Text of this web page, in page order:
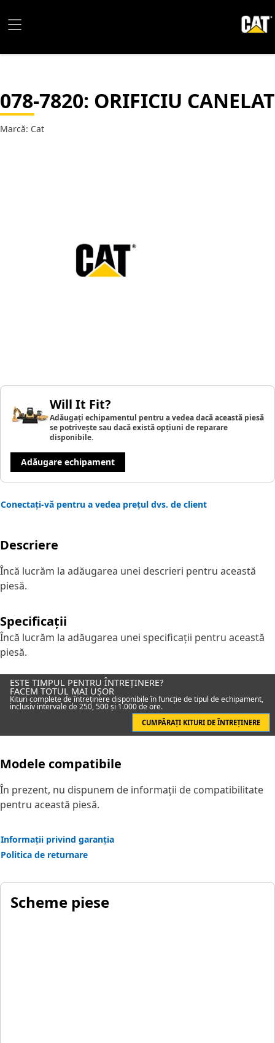
078-7820: ORIFICIU CANELAT
Marcă: Cat
Will It Fit?
Adăugați echipamentul pentru a vedea dacă această piesă
se potrivește sau dacă există opțiuni de reparare
disponibile.
Adăugare echipament
Conectați-vă pentru a vedea prețul dvs. de client
Descriere
Încă lucrăm la adăugarea unei descrieri pentru această
piesă.
Specificații
Încă lucrăm la adăugarea unei specificații pentru această
piesă.
ESTE TIMPUL PENTRU ÎNTREȚINERE?
FACEM TOTUL MAI UȘOR
Kituri complete de întreținere disponibile în funcție de tipul de echipament,
inclusiv intervale de 250, 500 și 1.000 de ore.
CUMPĂRAȚI KITURI DE ÎNTREȚINERE
Modele compatibile
În prezent, nu dispunem de informații de compatibilitate
pentru această piesă.
Informații privind garanția
Politica de returnare
Scheme piese